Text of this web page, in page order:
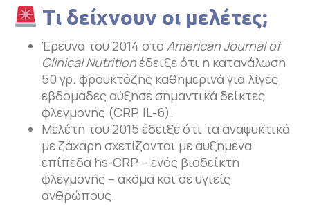
Τι δείχνουν οι μελέτες;
Έρευνα του 2014 στο AmericanJournalof
ClinicalNutritionέδειξε ότι η κατανάλωση
50 γρ. φρουκτόζης καθημερινά για λίγες
εβδομάδες αύξησε σημαντικά δείκτες
φλεγμονής (CRP, IL-6).
Μελέτη του 2015 έδειξε ότι τα αναψυκτικά
με ζάχαρη σχετίζονται με αυξημένα
επίπεδα hs-CRP – ενός βιοδείκτη
φλεγμονής – ακόμα και σε υγιείς
ανθρώπους.